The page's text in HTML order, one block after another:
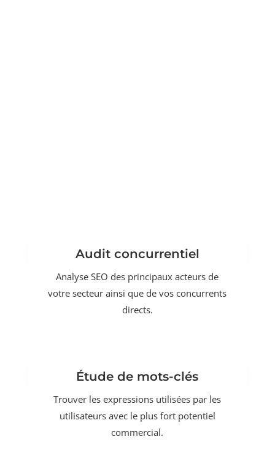
Audit concurrentiel
Analyse SEO des principaux acteurs de
votre secteur ainsi que de vos concurrents
directs.
Étude de mots-clés
Trouver les expressions utilisées par les
utilisateurs avec le plus fort potentiel
commercial.